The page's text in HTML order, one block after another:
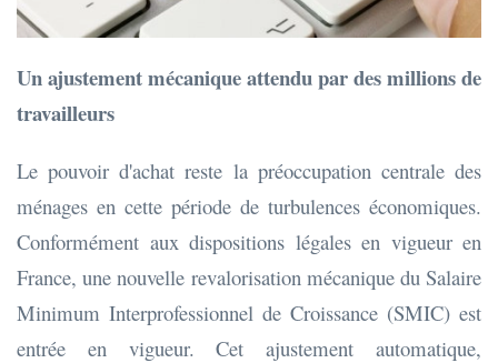
Un ajustement mécanique attendu par des millions de
travailleurs
Le pouvoir d'achat reste la préoccupation centrale des
ménages en cette période de turbulences économiques.
Conformément aux dispositions légales en vigueur en
France, une nouvelle revalorisation mécanique du Salaire
Minimum Interprofessionnel de Croissance (SMIC) est
entrée en vigueur. Cet ajustement automatique,